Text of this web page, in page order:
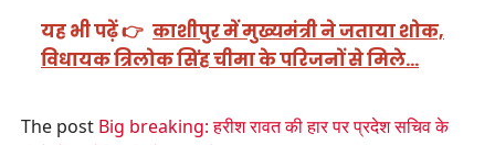
यह भी पढ़ें 👉 काशीपुर में मुख्यमंत्री ने जताया शोक,
विधायक त्रिलोक सिंह चीमा के परिजनों से मिले…
The post Big breaking: हरीश रावत की हार पर प्रदेश सचिव के